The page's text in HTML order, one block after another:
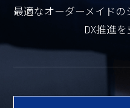
最適なオーダーメイドの
DX推進を